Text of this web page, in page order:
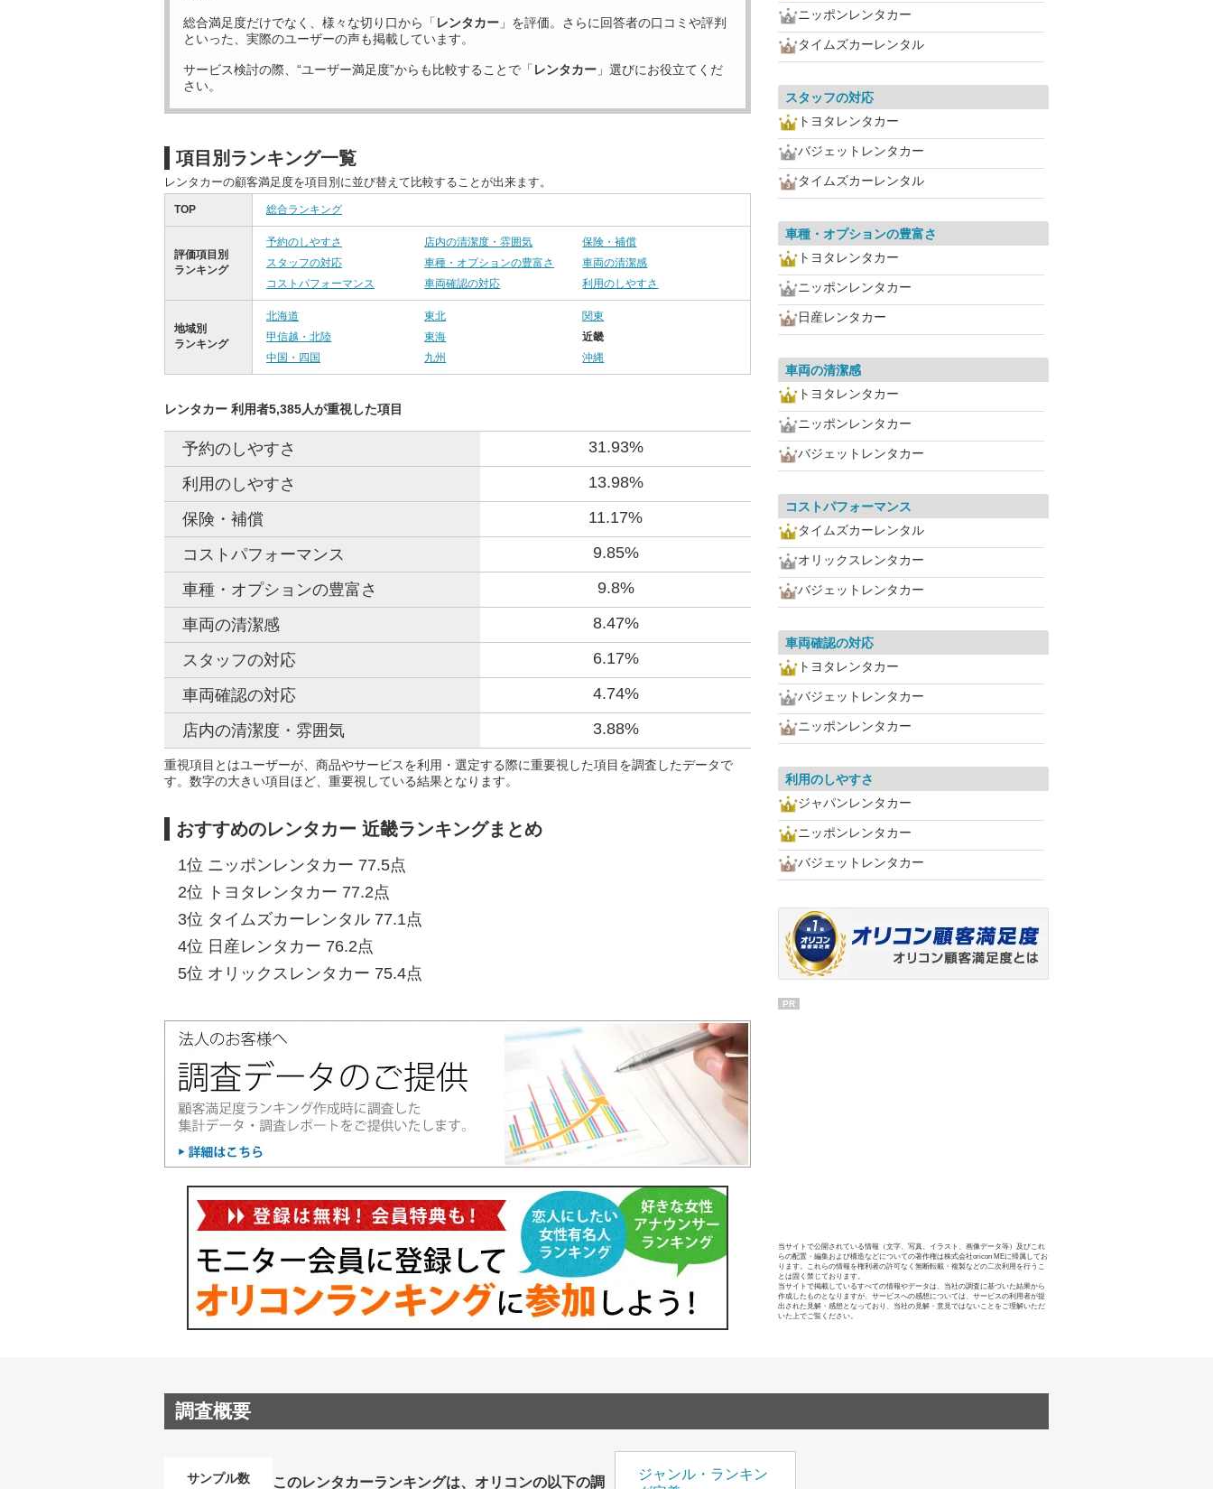
総合満足度だけでなく、様々な切り口から「 レンタカー 」を評価。さらに回答者の口コミや評判
といった、実際のユーザーの声も掲載しています。
サービス検討の際、“ユーザー満足度”からも比較することで「 レンタカー 」選びにお役立てくだ
さい。
項目別ランキング一覧
レンタカーの顧客満足度を項目別に並び替えて比較することが出来ます。
TOP 総合ランキング
評価項目別
ランキング
予約のしやすさ 店内の清潔度・雰囲気
保険・補償
スタッフの対応
車種・オプションの豊富さ
車両の清潔感
コストパフォーマンス
車両確認の対応 利用のしやすさ
地域別
ランキング
北海道 東北
関東
甲信越・北陸
東海
近畿
中国・四国
九州 沖縄
レンタカー 利用者5,385人が重視した項目
予約のしやすさ 31.93%
利用のしやすさ 13.98%
保険・補償 11.17%
コストパフォーマンス 9.85%
車種・オプションの豊富さ 9.8%
車両の清潔感 8.47%
スタッフの対応 6.17%
車両確認の対応 4.74%
店内の清潔度・雰囲気 3.88%
重視項目とはユーザーが、商品やサービスを利用・選定する際に重要視した項目を調査したデータで
す。数字の大きい項目ほど、重要視している結果となります。
おすすめのレンタカー 近畿ランキングまとめ
1位 ニッポンレンタカー 77.5点
2位 トヨタレンタカー 77.2点
3位 タイムズカーレンタル 77.1点
4位 日産レンタカー 76.2点
5位 オリックスレンタカー 75.4点
ニッポンレンタカー
タイムズカーレンタル
スタッフの対応
トヨタレンタカー
バジェットレンタカー
タイムズカーレンタル
車種・オプションの豊富さ
トヨタレンタカー
ニッポンレンタカー
日産レンタカー
車両の清潔感
トヨタレンタカー
ニッポンレンタカー
バジェットレンタカー
コストパフォーマンス
タイムズカーレンタル
オリックスレンタカー
バジェットレンタカー
車両確認の対応
トヨタレンタカー
バジェットレンタカー
ニッポンレンタカー
利用のしやすさ
ジャパンレンタカー
ニッポンレンタカー
バジェットレンタカー
PR
当サイトで公開されている情報（文字、写真、イラスト、画像データ等）及びこれ
らの配置・編集および構造などについての著作権は株式会社oricon MEに帰属してお
ります。これらの情報を権利者の許可なく無断転載・複製などの二次利用を行うこ
とは固く禁じております。
当サイトで掲載しているすべての情報やデータは、当社の調査に基づいた結果から
作成したものとなりますが、サービスへの感想については、サービスの利用者が提
出された見解・感想となっており、当社の見解・意見ではないことをご理解いただ
いた上でご覧ください。
調査概要
サンプル数 このレンタカーランキングは、オリコンの以下の調
ジャンル・ランキン